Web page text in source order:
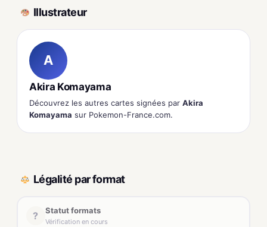
Illustrateur
A
Akira Komayama
Découvrez les autres cartes signées par Akira
Komayama sur Pokemon-France.com.
Légalité par format
? Statut formats
Vérification en cours